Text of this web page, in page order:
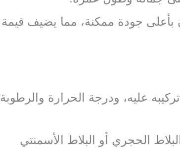
بأعلى جودة ممكنة، مما يضيف قيمة
عليه، ودرجة الحرارة والرطوبة
الحجري أو البلاط الأسمنتي